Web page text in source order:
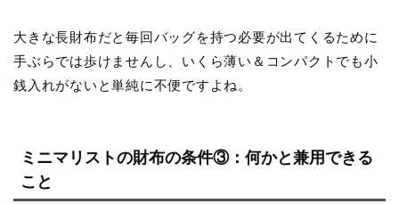
大きな長財布だと毎回バッグを持つ必要が出てくるために
手ぶらでは歩けませんし、いくら薄い＆コンパクトでも小
銭入れがないと単純に不便ですよね。
ミニマリストの財布の条件③：何かと兼用できる
こと